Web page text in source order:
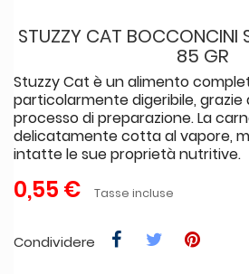
STUZZY CAT BOCCONCINI
85 GR
Stuzzy Cat è un alimento
particolarmente digeribile, grazie
processo di preparazione. La
delicatamente cotta al vapore,
intatte le sue proprietà nutritive.
0,55 € Tasse incluse
Condividere